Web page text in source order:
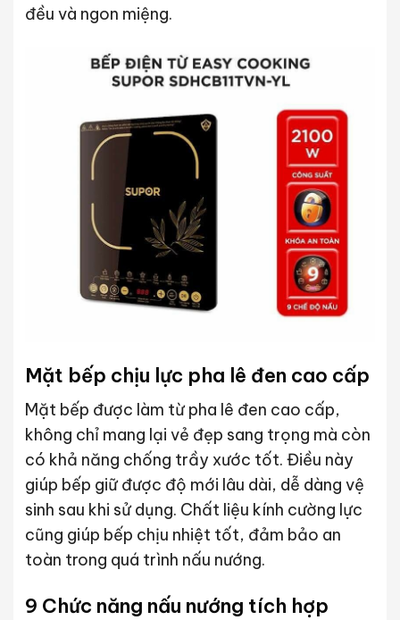
đều và ngon miệng.
Mặt bếp chịu lực pha lê đen cao cấp
Mặt bếp được làm từ pha lê đen cao cấp,
không chỉ mang lại vẻ đẹp sang trọng mà còn
có khả năng chống trầy xước tốt. Điều này
giúp bếp giữ được độ mới lâu dài, dễ dàng vệ
sinh sau khi sử dụng. Chất liệu kính cường lực
cũng giúp bếp chịu nhiệt tốt, đảm bảo an
toàn trong quá trình nấu nướng.
9 Chức năng nấu nướng tích hợp